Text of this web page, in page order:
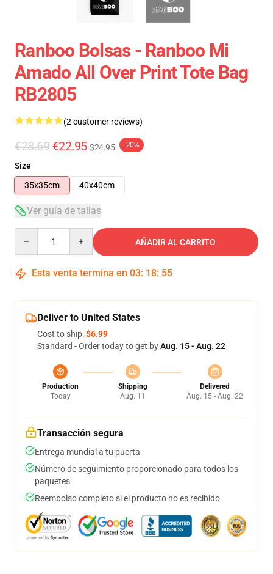
Ranboo Bolsas - Ranboo Mi
Amado All Over Print Tote Bag
RB2805
(2 customer reviews)
€28.69 €22.95 $24.95 -20%
Size
35x35cm
40x40cm
Ver guía de tallas
AÑADIR AL CARRITO
Esta venta termina en 03: 18: 54
Deliver to United States
Cost to ship:$6.99
Standard - Order today to get byAug. 15 - Aug. 22
Production
Today
Shipping
Aug. 11
Delivered
Aug. 15 - Aug. 22
Transacción segura
Entrega mundial a tu puerta
Número de seguimiento proporcionado para todos los
paquetes
Reembolso completo si el producto no es recibido